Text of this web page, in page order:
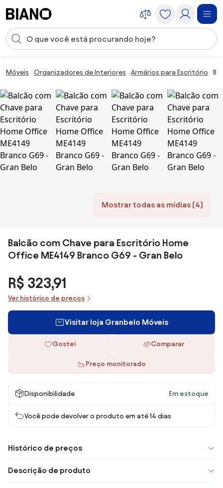
Entrada de pesquisa
Móveis Organizadores de Interiores Armários para Escritório
Mostrar todas as mídias (4)
Balcão com Chave para Escritório Home
Office ME4149 Branco G69 - Gran Belo
R$ 323,91
Ver histórico de preços
Visitar loja Granbelo Móveis
Gostei Comparar
Preço monitorado
Disponibilidade Em estoque
Você pode devolver o produto em até 14 dias
Histórico de preços
Descrição de produto